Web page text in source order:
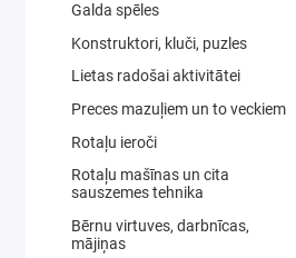
Galda spēles
Konstruktori, kluči, puzles
Lietas radošai aktivitātei
Preces mazuļiem un to veckiem
Rotaļu ieroči
Rotaļu mašīnas un cita
sauszemes tehnika
Bērnu virtuves, darbnīcas,
mājiņas